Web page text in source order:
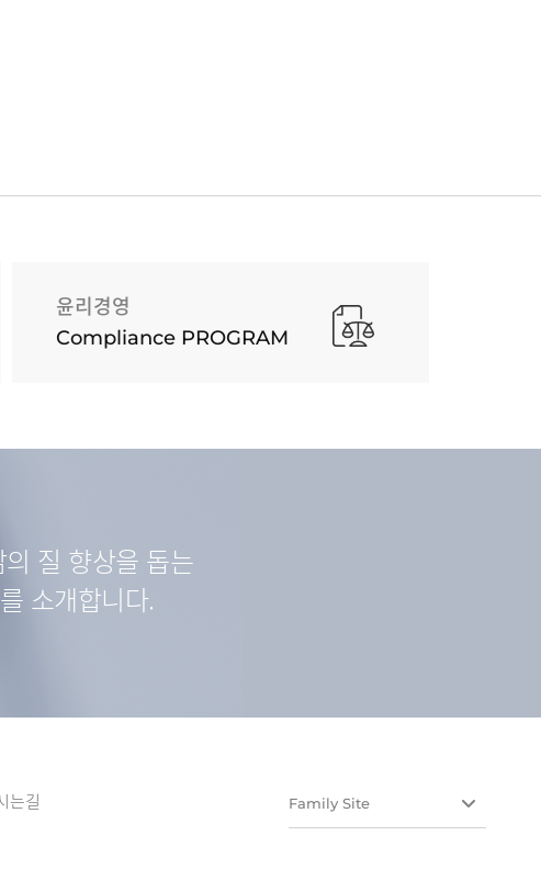
윤리경영
Compliance PROGRAM
질 향상을 돕는
소개합니다.
는길 Family Site